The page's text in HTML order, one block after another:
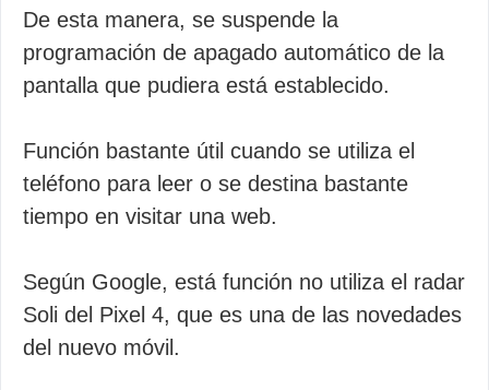
De esta manera, se suspende la
programación de apagado automático de la
pantalla que pudiera está establecido.
Función bastante útil cuando se utiliza el
teléfono para leer o se destina bastante
tiempo en visitar una web.
Según Google, está función no utiliza el radar
Soli del Pixel 4, que es una de las novedades
del nuevo móvil.